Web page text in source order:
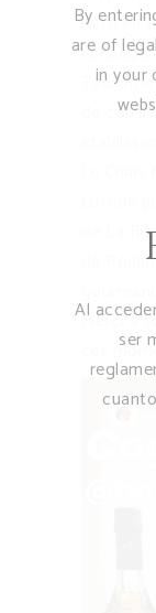
mise en
échange
de
Le
de La
de
Merci à
ces
By
are of
in your
Al
ser